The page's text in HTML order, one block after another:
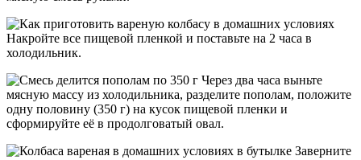
Накройте все пищевой пленкой и поставьте на 2 часа в
холодильник.
Через два часа выньте
мясную массу из холодильника, разделите пополам, положите
одну половину (350 г) на кусок пищевой пленки и
сформируйте её в продолговатый овал.
Заверните